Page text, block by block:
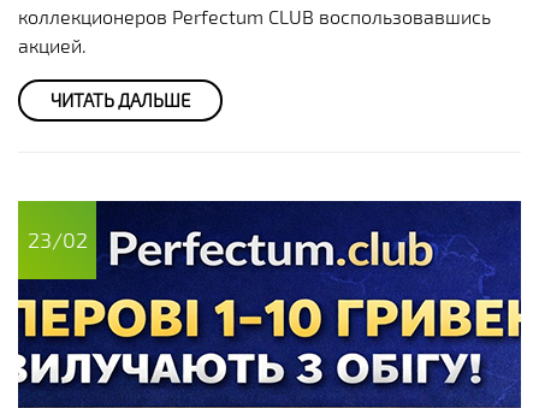
коллекционеров Perfectum CLUB воспользовавшись
акцией.
ЧИТАТЬ ДАЛЬШЕ
23/02